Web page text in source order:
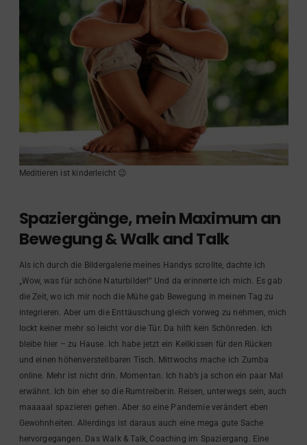
Meditieren ist kinderleicht 😉
Spaziergänge, mein Maximum an
Bewegung & Walk and Talk
Als ich durch die Bildergalerie meines Handys scrollte, dachte ich
„Wow, was für schöne Naturbilder!“ Und da erinnerte ich mich. Es gab
die Zeit, wo ich mir noch die Mühe gab Bewegung in meinen Tag zu
integrieren. Aber um die Enttäuschung gleich vorweg zu nehmen, mich
lockt keiner mehr so leicht vor die Tür. Da hilft kein Schönreden. Ich
bleibe hier – zu Hause. Ich habe jetzt ein Keilkissen für den Rücken
und einen höhenverstellbaren Tisch. Mittwochs mache ich Zumba
online. Mehr ist nicht drin. Momentan. Ich hab’s ja schon ein paar Mal
erwähnt. Ich bin eher so die Rumtreiberin. Reisen, unterwegs sein, auch
maaaaal spazieren gehen. Aber so eine Pandemie verändert eben
Gewohnheiten. Allerdings ist daraus auch eine mega gute Sache
hervorgegangen. Das Walk & Talk, Coaching im Spaziergang. Eine